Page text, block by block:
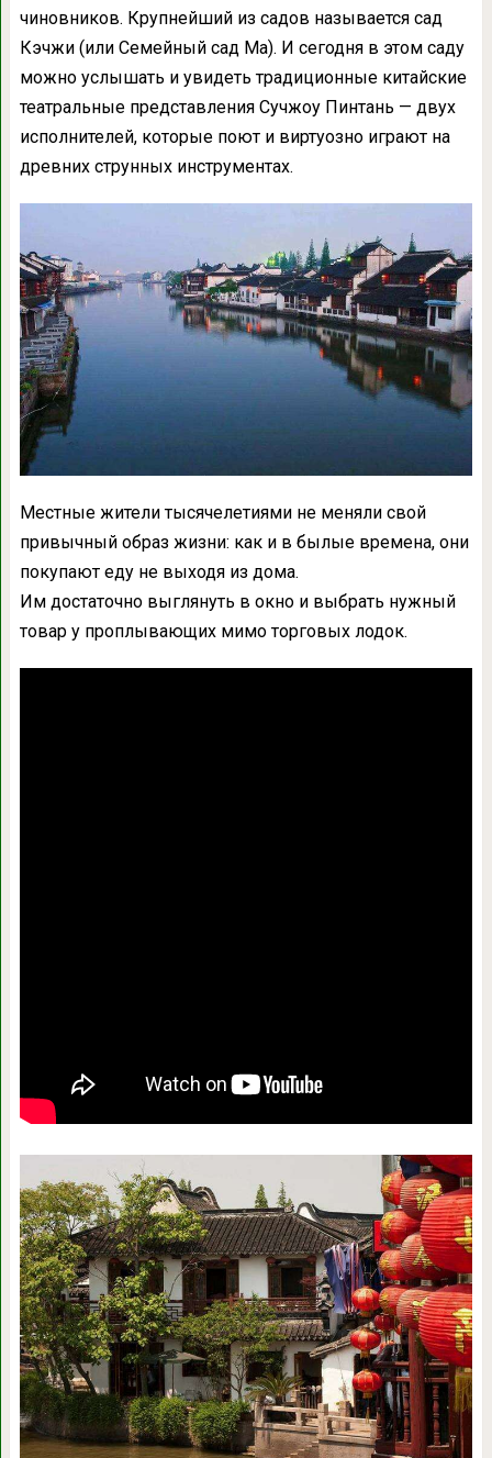
чиновников. Крупнейший из садов называется сад
Кэчжи (или Семейный сад Ма). И сегодня в этом саду
можно услышать и увидеть традиционные китайские
театральные представления Сучжоу Пинтань — двух
исполнителей, которые поют и виртуозно играют на
древних струнных инструментах.
Местные жители тысячелетиями не меняли свой
привычный образ жизни: как и в былые времена, они
покупают еду не выходя из дома.
Им достаточно выглянуть в окно и выбрать нужный
товар у проплывающих мимо торговых лодок.